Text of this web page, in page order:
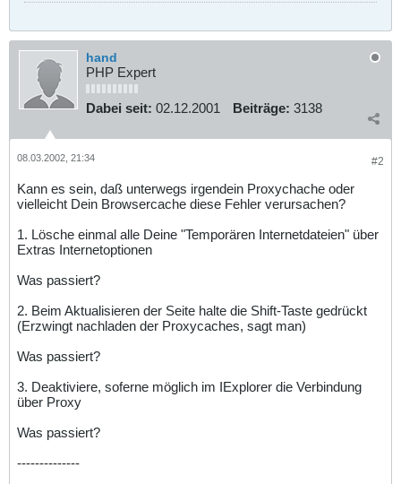
hand
PHP Expert
Dabei seit: 02.12.2001 Beiträge: 3138
#2
08.03.2002, 21:34
Kann es sein, daß unterwegs irgendein Proxychache oder
vielleicht Dein Browsercache diese Fehler verursachen?
1. Lösche einmal alle Deine "Temporären Internetdateien" über
Extras Internetoptionen
Was passiert?
2. Beim Aktualisieren der Seite halte die Shift-Taste gedrückt
(Erzwingt nachladen der Proxycaches, sagt man)
Was passiert?
3. Deaktiviere, soferne möglich im IExplorer die Verbindung
über Proxy
Was passiert?
--------------